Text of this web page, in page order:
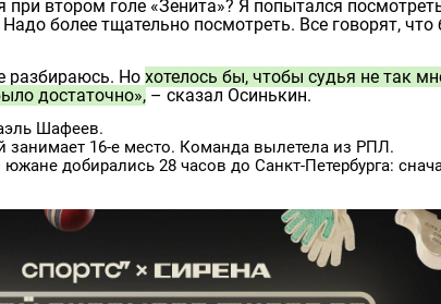
втором голе «Зенита»? Я попытался
более тщательно посмотреть. Все говорят,
разбираюсь. Но хотелось бы, чтобы судья не так
достаточно», – сказал Осинькин.
Шафеев.
занимает 16-е место. Команда вылетела из РПЛ.
добирались 28 часов до Санкт-Петербурга: